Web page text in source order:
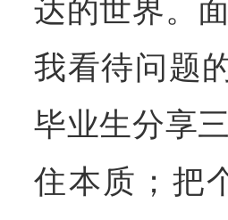
达的世界。
我看待问题
毕业生分享
住本质；把